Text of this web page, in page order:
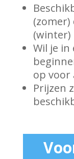
(winter)
Wil je in
op voor
Prijzen